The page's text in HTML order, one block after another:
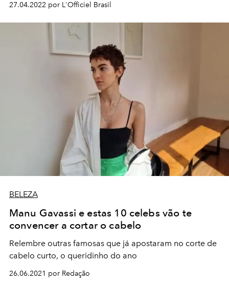
27.04.2022 por L'Officiel Brasil
BELEZA
Manu Gavassi e estas 10 celebs vão te
convencer a cortar o cabelo
Relembre outras famosas que já apostaram no corte de
cabelo curto, o queridinho do ano
26.06.2021 por Redação